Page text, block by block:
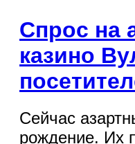
Спрос на
казино
Сейчас
рождение. Их